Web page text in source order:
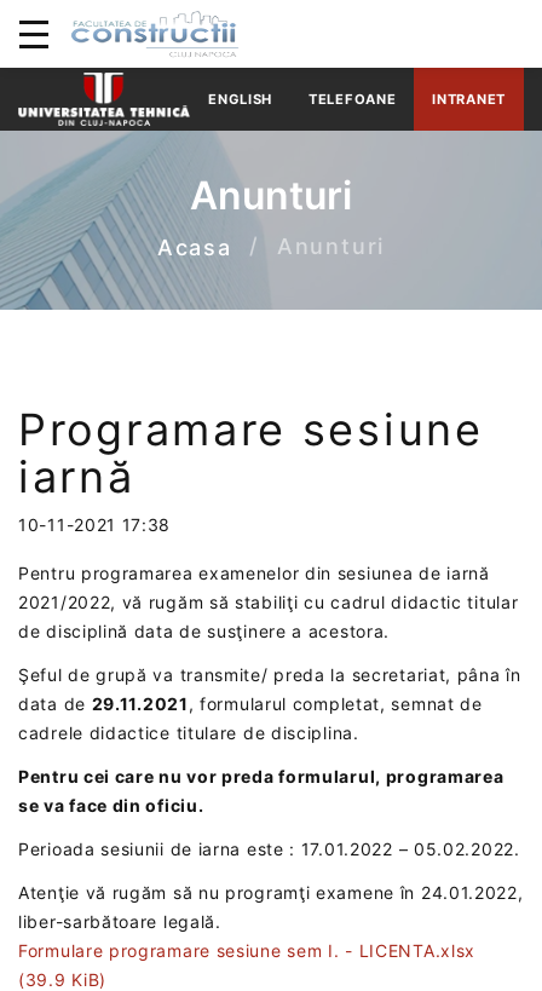
ENGLISH TELEFOANE INTRANET
Anunturi
Acasa Anunturi
Programare sesiune
iarnă
10-11-2021 17:38
Pentru programarea examenelor din sesiunea de iarnă
2021/2022, vă rugăm să stabiliţi cu cadrul didactic titular
de disciplină data de susţinere a acestora.
Şeful de grupă va transmite/ preda la secretariat, pâna în
data de 29.11.2021, formularul completat, semnat de
cadrele didactice titulare de disciplina.
Pentru cei care nu vor preda formularul, programarea
se va face din oficiu.
Perioada sesiunii de iarna este : 17.01.2022 – 05.02.2022.
Atenţie vă rugăm să nu programţi examene în 24.01.2022,
liber-sarbătoare legală.
Formulare programare sesiune sem I. - LICENTA.xlsx
(39.9 KiB)